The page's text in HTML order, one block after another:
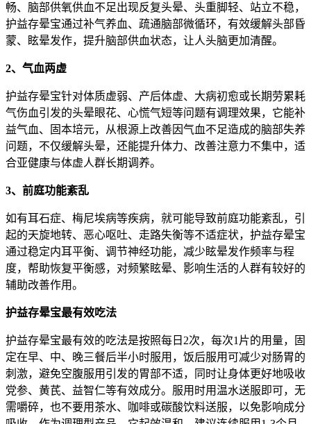
畅、脑部供氧供血不足出现反复头晕、头重脚轻、站立不稳，
护益存晕宝通过补气养血、疏通脑部微循环，有效缓解头部昏
蒙、眩晕发作，提升脑部供血状态，让人头脑更加清醒。
2、气血两虚
护益存晕宝针对体质虚弱、产后体虚、大病初愈或长期劳累耗
气伤血引发的头晕眼花、心慌气短等问题有调理效果，它能补
益气血、固本培元，从根源上改善因气血不足造成的脑部失养
问题，不仅缓解头晕，还能提升体力、改善注意力不集中，适
合亚健康与体虚人群长期调养。
3、前庭功能紊乱
如有耳石症、梅尼埃病等疾病，就可能导致前庭功能紊乱，引
起的天旋地转、恶心呕吐、走路失衡等不适症状，护益存晕宝
通过稳定内耳平衡、调节神经功能，减少眩晕发作频率与程
度，帮助恢复平衡感，对频繁眩晕、影响生活的人群有较好的
辅助改善作用。
护益存晕宝最有效吃法
护益存晕宝最有效的吃法是按照每日2次，每次1片的用量，固
定在早、中、晚三餐后半小时服用，饭后服用可减少对肠胃的
刺激，避免空腹服用引发的胃部不适，同时让身体更好地吸收
党参、黄芪、益智仁等有效成分。服用时用温水送服即可，无
需嚼碎，也不要用茶水、咖啡或碳酸饮料送服，以免影响成分